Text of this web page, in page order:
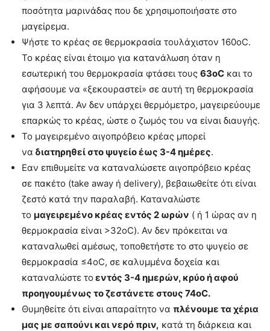
ποσότητα μαρινάδας που δε χρησιμοποιήσατε στο
μαγείρεμα.
Ψήστε το κρέας σε θερμοκρασία τουλάχιστον 160oC.
Το κρέας είναι έτοιμο για κατανάλωση όταν η
εσωτερική του θερμοκρασία φτάσει τους 63oC και το
αφήσουμε να «ξεκουραστεί» σε αυτή τη θερμοκρασία
για 3 λεπτά. Αν δεν υπάρχει θερμόμετρο, μαγειρεύουμε
επαρκώς το κρέας, ώστε ο ζωμός του να είναι διαυγής.
Το μαγειρεμένο αιγοπρόβειο κρέας μπορεί
να διατηρηθεί στο ψυγείο έως 3-4 ημέρες.
Εαν επιθυμείτε να καταναλώσετε αιγοπρόβειο κρέας
σε πακέτο (take away ή delivery), βεβαιωθείτε ότι είναι
ζεστό κατά την παραλαβή. Καταναλώστε
το μαγειρεμένο κρέας εντός 2 ωρών ( ή 1 ώρας αν η
θερμοκρασία είναι >32oC). Αν δεν πρόκειται να
καταναλωθεί αμέσως, τοποθετήστε το στο ψυγείο σε
θερμοκρασία ≤4oC, σε καλυμμένα δοχεία και
καταναλώστε το εντός 3-4 ημερών, κρύο ή αφού
προηγουμένως το ζεστάνετε στους 74oC.
Θυμηθείτε ότι είναι απαραίτητο να πλένουμε τα χέρια
μας με σαπούνι και νερό πριν, κατά τη διάρκεια και